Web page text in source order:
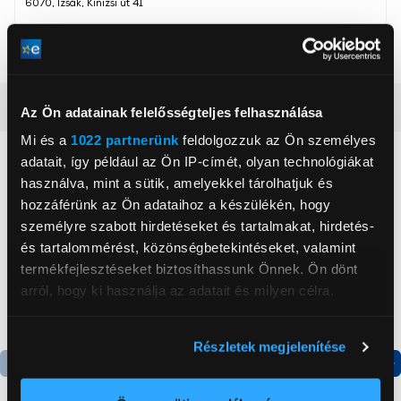
Az Ön adatainak felelősségteljes felhasználása
Mi és a 1022 partnerünk feldolgozzuk az Ön személyes
adatait, így például az Ön IP-címét, olyan technológiákat
használva, mint a sütik, amelyekkel tárolhatjuk és
hozzáférünk az Ön adataihoz a készülékén, hogy
személyre szabott hirdetéseket és tartalmakat, hirdetés-
és tartalommérést, közönségbetekintéseket, valamint
termékfejlesztéseket biztosíthassunk Önnek. Ön dönt
arról, hogy ki használja az adatait és milyen célra.
elhelyezkedéséről pár méteres pontossággal
Részletek megjelenítése
Szín
Részletes ismertető
Neked ajánljuk